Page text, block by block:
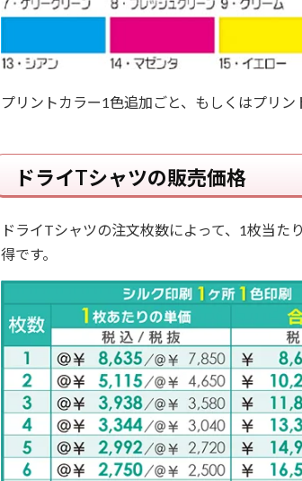
プリントカラー1色追加ごと、もしくはプリン
ドライTシャツの販売価格
ドライTシャツの注文枚数によって、1枚当た
得です。